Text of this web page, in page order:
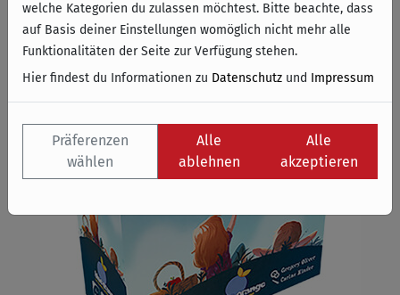
welche Kategorien du zulassen möchtest. Bitte beachte, dass
auf Basis deiner Einstellungen womöglich nicht mehr alle
Funktionalitäten der Seite zur Verfügung stehen.
Hier findest du Informationen zu Datenschutz und Impressum
Präferenzen
wählen
Alle
ablehnen
Alle
akzeptieren